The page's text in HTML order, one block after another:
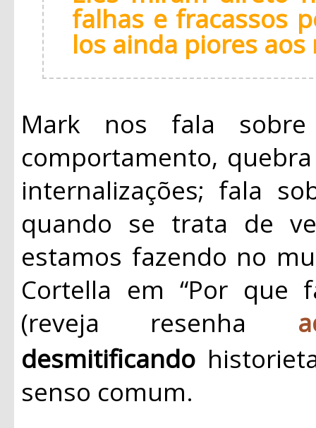
falhas e fracassos
los ainda piores
Mark nos fala
comportamento,
internalizações; fala
quando se trata de
estamos fazendo no
Cortella em “Por que
(reveja resenha
desmitificando
senso comum.